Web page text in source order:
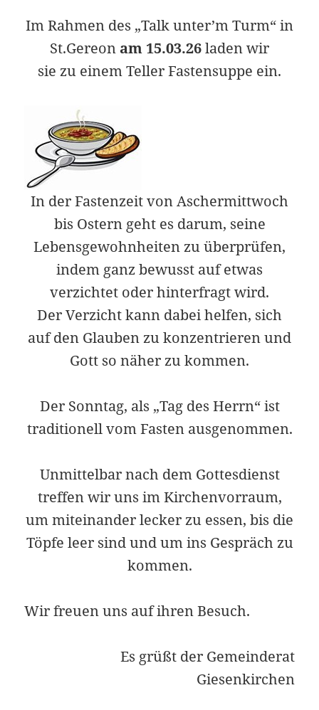
Im Rahmen des „Talk unter’m Turm“ in
St.Gereon am 15.03.26laden wir
sie zu einem Teller Fastensuppe ein.
In der Fastenzeit von Aschermittwoch
bis Ostern geht es darum, seine
Lebensgewohnheiten zu überprüfen,
indem ganz bewusst auf etwas
verzichtet oder hinterfragt wird.
Der Verzicht kann dabei helfen, sich
auf den Glauben zu konzentrieren und
Gott so näher zu kommen.
Der Sonntag, als „Tag des Herrn“ ist
traditionell vom Fasten ausgenommen.
Unmittelbar nach dem Gottesdienst
treffen wir uns im Kirchenvorraum,
um miteinander lecker zu essen, bis die
Töpfe leer sind und um ins Gespräch zu
kommen.
Wir freuen uns auf ihren Besuch.
Es grüßt der Gemeinderat
Giesenkirchen